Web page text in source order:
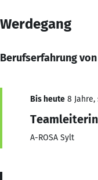
Werdegang
Berufserfahrung
Bis heute 8 Jahre,
A-ROSA Sylt